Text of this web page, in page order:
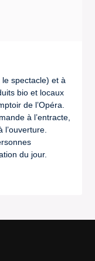
spectacle) et à
bio et locaux
de l’Opéra.
à l’entracte,
du jour.